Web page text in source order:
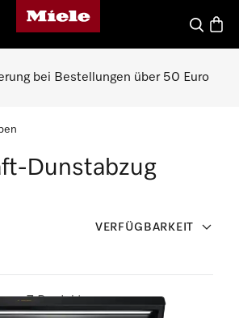
Miele-Homepage
Suche
bei Bestellungen über 50 Euro
Dunstabzug
VERFÜGBARKEIT
7 Produkte